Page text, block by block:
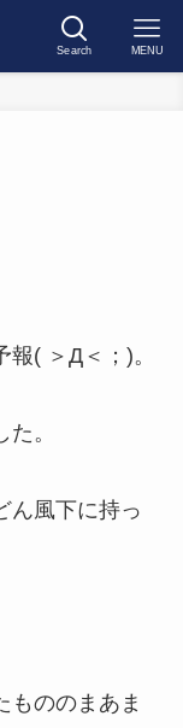
Search MENU
( ＞Д＜；)。
。
ん風下に持っ
もののまあま